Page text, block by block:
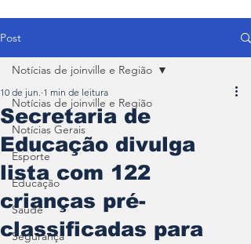
Post
Notícias de joinville e Região
Notícias Gerais
Esporte
Educação
Saúde
Segurança
Notícias de joinville e Região
Secretaria de
Educação divulga
lista com 122
crianças pré-
classificadas para
10 de jun. 1 min de leitura